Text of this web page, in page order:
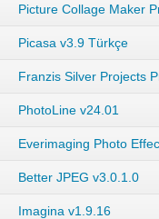
Picture Collage Maker
Picasa v3.9 Türkçe
Franzis Silver Projects
PhotoLine v24.01
Everimaging Photo
Better JPEG v3.0.1.0
Imagina v1.9.16